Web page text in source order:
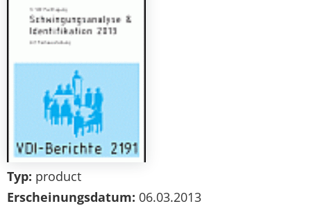
Typ: product
Erscheinungsdatum: 06.03.2013